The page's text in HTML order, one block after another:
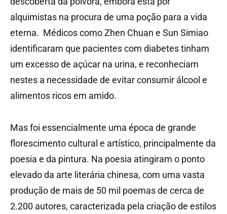
alquimistas na procura de uma poção para a vida
eterna. Médicos como Zhen Chuan e Sun Simiao
identificaram que pacientes com diabetes tinham
um excesso de açúcar na urina, e reconheciam
nestes a necessidade de evitar consumir álcool e
alimentos ricos em amido.
Mas foi essencialmente uma época de grande
florescimento cultural e artístico, principalmente da
poesia e da pintura. Na poesia atingiram o ponto
elevado da arte literária chinesa, com uma vasta
produção de mais de 50 mil poemas de cerca de
2.200 autores, caracterizada pela criação de estilos